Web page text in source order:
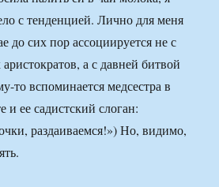
с тенденцией. Лично для меня
до сих пор ассоциируется не с
а с давней битвой
то вспоминается медсестра в
и ее садистский слоган:
раздаиваемся!») Но, видимо,